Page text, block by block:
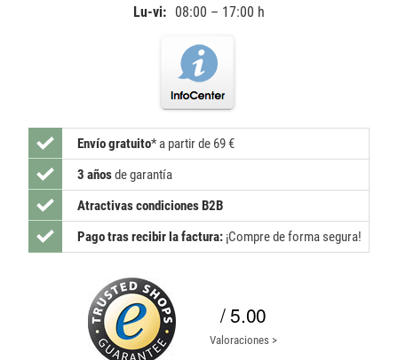
Lu-vi: 08:00 – 17:00 h
Envío gratuito* a partir de 69 €
3 añosde garantía
Atractivas condiciones B2B
Pago tras recibir la factura: ¡Compre de forma segura!
/ 5.00
Valoraciones >